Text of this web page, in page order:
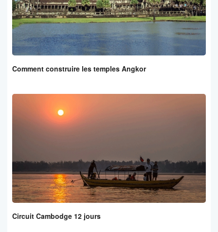
Comment construire les temples Angkor
Circuit Cambodge 12 jours